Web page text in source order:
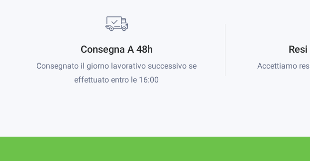
Consegna A 48h
Consegnato il giorno lavorativo successivo se
effettuato entro le 16:00
Accettiamo